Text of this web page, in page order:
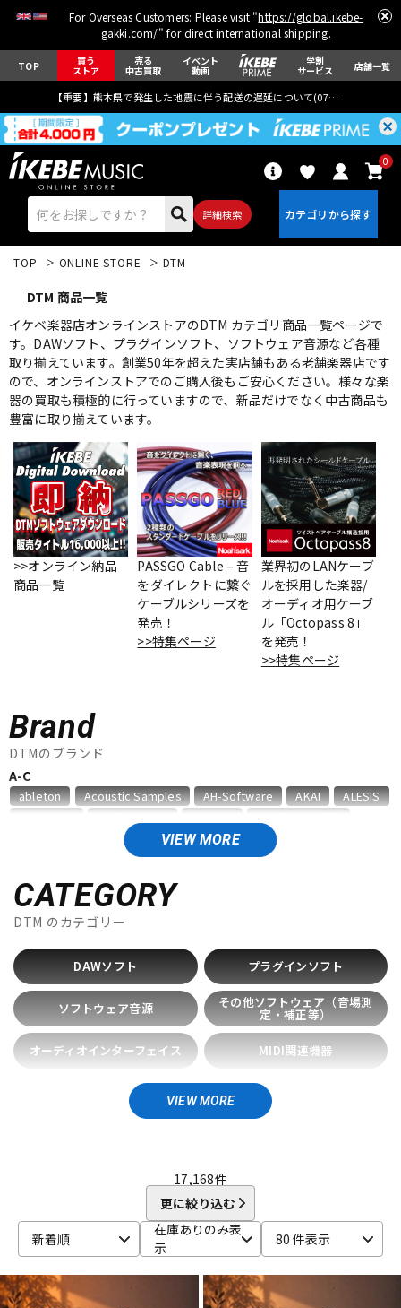
For Overseas Customers: Please visit "https://global.ikebe-
gakki.com/" for direct international shipping.
TOP 買う
ストア
売る
中古買取
イベント
動画
学割
サービス 店舗一覧
【重要】熊本県で発生した地震に伴う配送の遅延について(07月29日
詳細検索
0
エレキギター アコギ/エレアコ
ベース
ドラム パーカッション
キーボード 電子ピアノ
その他楽器
DJ機器
DTM オンライン納品 レコーディング機器
配信/ライブ機器
TOP ONLINE STORE DTM
DTM 商品一覧
イケベ楽器店オンラインストアのDTM カテゴリ商品一覧ページで
す。DAWソフト、プラグインソフト、ソフトウェア音源など各種
取り揃えています。創業50年を超えた実店舗もある老舗楽器店です
ので、オンラインストアでのご購入後もご安心ください。様々な楽
器の買取も積極的に行っていますので、新品だけでなく中古商品も
豊富に取り揃えています。
>>オンライン納品
商品一覧
PASSGO Cable – 音
をダイレクトに繋ぐ
ケーブルシリーズを
発売！
>>特集ページ
業界初のLANケーブ
ルを採用した楽器/
オーディオ用ケーブ
ル「Octopass 8」
を発売！
>>特集ページ
Brand
DTMのブランド
VIEW MORE
A-C
ableton Acoustic Samples AH-Software AKAI
ALESIS
Artiphon ARTRIG Arturia
audio-technica AVID BestService
BITWIG
Blackstar BOSS
CINESAMPLES
CME PRO
CRYPTON
D-I
DECKSAVER DiGiGrid
DOTEC AUDIO
EAST WEST
ENHANCIA ESI Eventide
Expressive E
FabFilter
FLUX:: Focusrite
Future Audio Workshop
GARRITAN
GATOR Frameworks
GRACE design
HEAVYOCITY
HEiL SOUND HERCULES
ICON
IMAGE LINE SOFTWARE
Inspired Acoustics
Krotos LEWITT
McDSP MIDIPLUS
moog
MUTEC
Native Instruments
Nektar Technology
NEUMANN NOVATION
O-R
OVERLOUD PG Music
Pitch Innovations
CATEGORY
DTM のカテゴリー
DAWソフト プラグインソフト
ソフトウェア音源 その他ソフトウェア（音場測
定・補正等）
オーディオインターフェイス MIDI関連機器
スマホ・タブレット関連デバ DTMデスク・パソコン周辺機
VIEW MORE
17,168件
更に絞り込む
新着順
在庫ありのみ表
示
80 件表示